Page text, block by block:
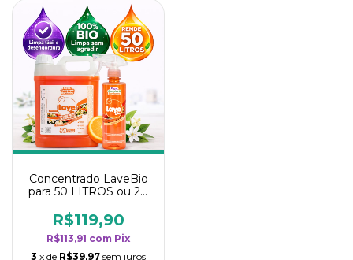
Concentrado LaveBio
para 50 LITROS ou 20
rendimento da
categoria - Flor de
Laranjeira
R$119,90
R$113,91 com Pix
3 x de R$39,97 sem juros